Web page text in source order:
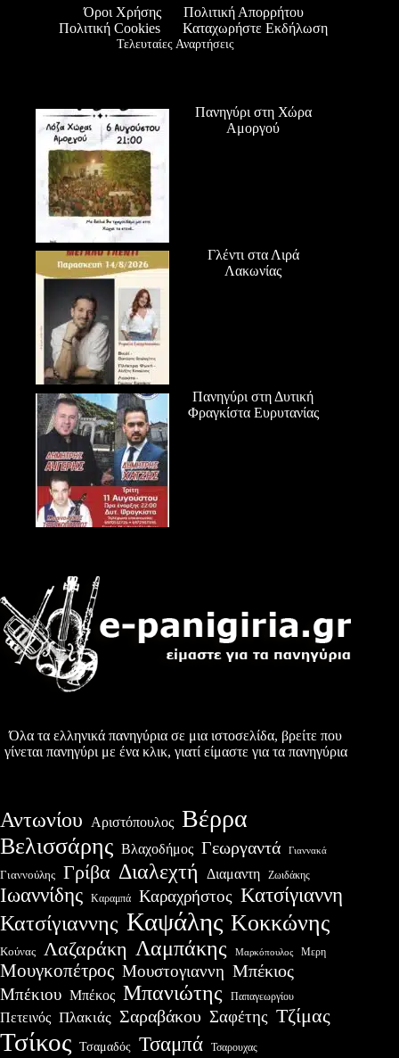
Όροι Χρήσης
Πολιτική Απορρήτου
Πολιτική Cookies
Καταχωρήστε Εκδήλωση
Τελευταίες Αναρτήσεις
Πανηγύρι στη Χώρα
Αμοργού
Γλέντι στα Λιρά
Λακωνίας
Πανηγύρι στη Δυτική
Φραγκίστα Ευρυτανίας
Όλα τα ελληνικά πανηγύρια σε μια ιστοσελίδα, βρείτε που
γίνεται πανηγύρι με ένα κλικ, γιατί είμαστε για τα πανηγύρια
Αντωνίου Αριστόπουλος Βέρρα
Βελισσάρης Βλαχοδήμος Γεωργαντά Γιαννακά
Γιαννούλης Γρίβα Διαλεχτή Διαμαντη Ζωιδάκης
Ιωαννίδης Καραμπά Καραχρήστος Κατσίγιαννη
Κατσίγιαννης Καψάλης Κοκκώνης
Κούνας Λαζαράκη Λαμπάκης Μαρκόπουλος Μερη
Μουγκοπέτρος Μουστογιαννη Μπέκιος
Μπέκιου Μπέκος Μπανιώτης Παπαγεωργίου
Πετεινός Πλακιάς Σαραβάκου Σαφέτης Τζίμας
Τσίκος Τσαμαδός Τσαμπά Τσαρουχας